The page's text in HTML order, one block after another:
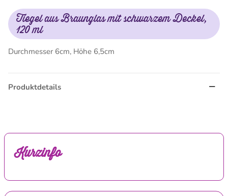
Tiegel aus Braunglas mit schwarzem Deckel,
120 ml
Durchmesser 6cm, Höhe 6,5cm
Produktdetails
Kurzinfo